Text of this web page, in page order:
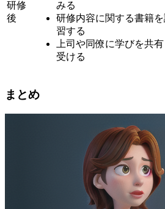
研修
後
みる
研修内容に関する書籍
習する
上司や同僚に学びを共
受ける
まとめ